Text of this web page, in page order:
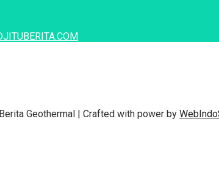
Geothermal | Crafted with power by